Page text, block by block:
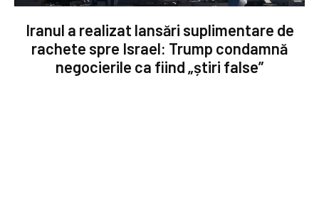
Iranul a realizat lansări suplimentare de
rachete spre Israel: Trump condamnă
negocierile ca fiind „știri false”